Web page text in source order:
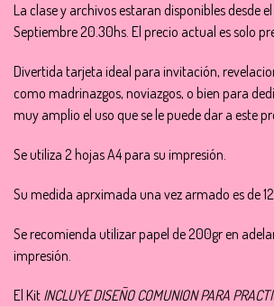
La clase y archivos estaran disponibles desde el
Septiembre 20.30hs. El precio actual es solo
Divertida tarjeta ideal para invitación,
como madrinazgos, noviazgos, o bien para
muy amplio el uso que se le puede dar a este
Se utiliza 2 hojas A4 para su impresión.
Su medida aprximada una vez armado es de
Se recomienda utilizar papel de 200gr en
impresión.
El Kit INCLUYE DISEÑO COMUNION PARA